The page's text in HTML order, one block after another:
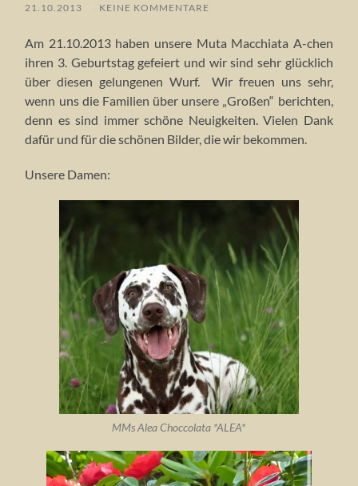
21.10.2013 / KEINE KOMMENTARE
Am 21.10.2013 haben unsere Muta Macchiata A-chen
ihren 3. Geburtstag gefeiert und wir sind sehr glücklich
über diesen gelungenen Wurf. Wir freuen uns sehr,
wenn uns die Familien über unsere „Großen“ berichten,
denn es sind immer schöne Neuigkeiten. Vielen Dank
dafür und für die schönen Bilder, die wir bekommen.
Unsere Damen:
MMs Alea Choccolata *ALEA*